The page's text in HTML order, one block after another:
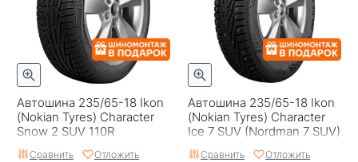
Автошина 235/65-18 Ikon
(Nokian Tyres) Character
Snow 2 SUV 110R
Сравнить Отложить
Автошина 235/65-18 Ikon
(Nokian Tyres) Character
Ice 7 SUV (Nordman 7 SUV)
110T шип
Сравнить Отложить